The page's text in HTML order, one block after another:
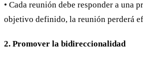
• Cada reunión debe responder a una
objetivo definido, la reunión perderá
2. Promover la bidireccionalidad